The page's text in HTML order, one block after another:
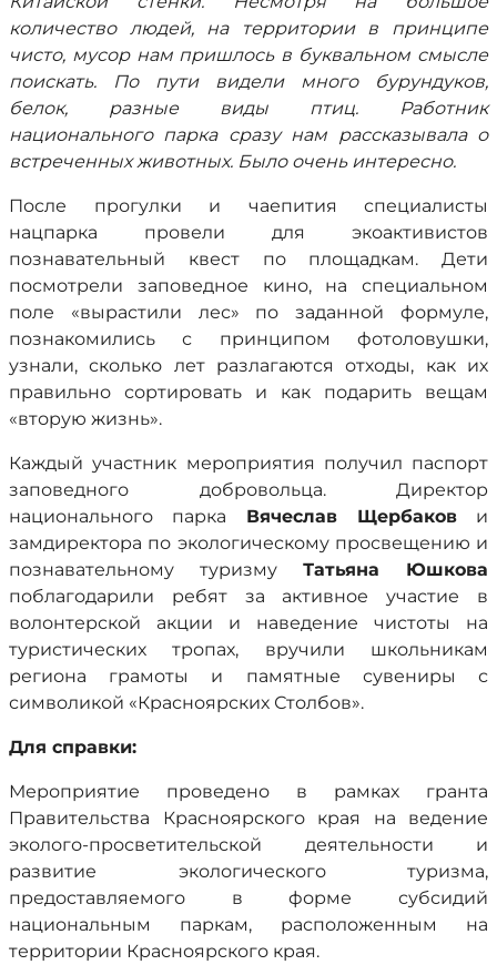
количество людей, на территории в принципе
чисто, мусор нам пришлось в буквальном смысле
поискать. По пути видели много бурундуков,
белок, разные виды птиц. Работник
национального парка сразу нам рассказывала о
встреченных животных. Было очень интересно.
После прогулки и чаепития специалисты
нацпарка провели для экоактивистов
познавательный квест по площадкам. Дети
посмотрели заповедное кино, на специальном
поле «вырастили лес» по заданной формуле,
познакомились с принципом фотоловушки,
узнали, сколько лет разлагаются отходы, как их
правильно сортировать и как подарить вещам
«вторую жизнь».
Каждый участник мероприятия получил паспорт
заповедного добровольца. Директор
национального парка Вячеслав Щербакови
замдиректора по экологическому просвещению и
познавательному туризму Татьяна Юшкова
поблагодарили ребят за активное участие в
волонтерской акции и наведение чистоты на
туристических тропах, вручили школьникам
региона грамоты и памятные сувениры с
символикой «Красноярских Столбов».
Для справки:
Мероприятие проведено в рамках гранта
Правительства Красноярского края на ведение
эколого-просветительской деятельности и
развитие экологического туризма,
предоставляемого в форме субсидий
национальным паркам, расположенным на
территории Красноярского края.